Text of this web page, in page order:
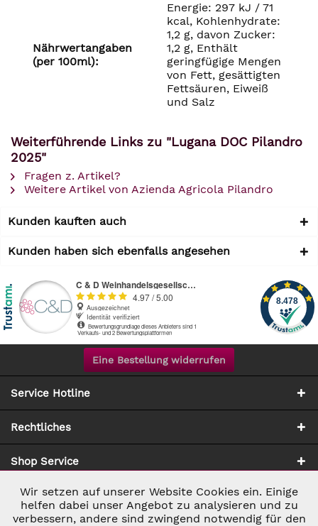
Nährwertangaben
(per 100ml):
Energie: 297 kJ / 71
kcal, Kohlenhydrate:
1,2 g, davon Zucker:
1,2 g, Enthält
geringfügige Mengen
von Fett, gesättigten
Fettsäuren, Eiweiß
und Salz
Weiterführende Links zu "Lugana DOC Pilandro
2025"
Fragen z. Artikel?
Weitere Artikel von Azienda Agricola Pilandro
Kunden kauften auch
Kunden haben sich ebenfalls angesehen
Eine Bestellung widerrufen
Service Hotline
Rechtliches
Shop Service
Zahlung & Versand
Notwendig Aktiv
Wir setzen auf unserer Website Cookies ein. Einige
helfen dabei unser Angebot zu analysieren und zu
verbessern, andere sind zwingend notwendig für den